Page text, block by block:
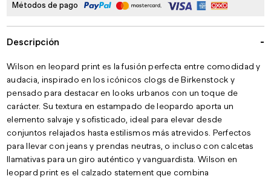
Métodos de pago
Descripción
Wilson en leopard print es la fusión perfecta entre comodidad y
audacia, inspirado en los icónicos clogs de Birkenstock y
pensado para destacar en looks urbanos con un toque de
carácter. Sutextura en estampado de leopardo aporta un
elemento salvaje y sofisticado, ideal para elevar desde
conjuntos relajados hasta estilismos más atrevidos. Perfectos
para llevar conjeans y prendas neutras, o incluso concalcetas
llamativas para un giro auténtico y vanguardista.Wilson en
leopard print es el calzado statement que combina